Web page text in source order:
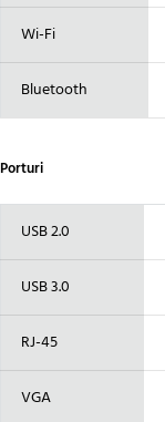
Wi-Fi
Bluetooth
Porturi
USB 2.0
USB 3.0
RJ-45
VGA